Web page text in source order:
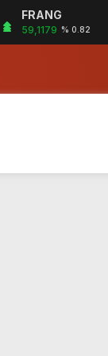
FRANG
59,1179 % 0.82